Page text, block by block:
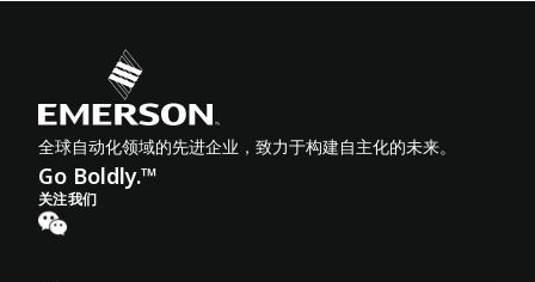
全球自动化领域的先进企业，致力于构建自主化的未来。
Go Boldly.™
关注我们